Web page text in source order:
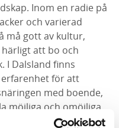
Inom en radie på
och varierad
må gott av kultur,
att bo och
I Dalsland finns
för att
med boende,
möjliga och omöjliga